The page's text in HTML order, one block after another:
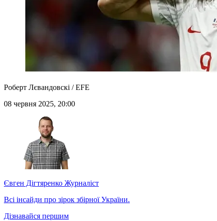
Роберт Лєвандовскі / EFE
08 червня 2025, 20:00
Євген Дігтяренко Журналіст
Всі інсайди про зірок збірної України.
Дізнавайся першим